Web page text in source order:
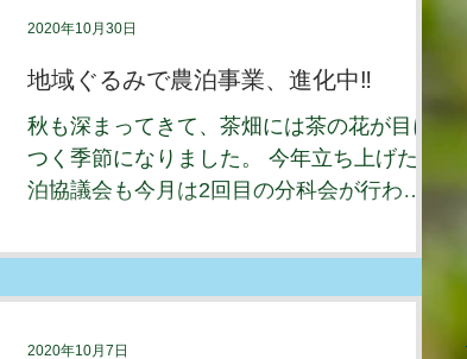
地域ぐるみで農泊事業、進化中‼️
秋も深まってきて、茶畑には茶の花が目に
つく季節になりました。 今年立ち上げた農
泊協議会も今月は2回目の分科会が行わ
た。 地域グルメ開発として今回は遠州名
2020年10月30日
2020年10月7日